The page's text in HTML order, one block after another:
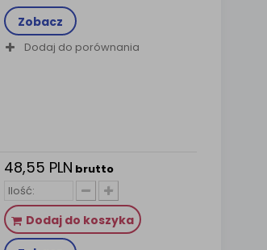
Zobacz
Dodaj do porównania
48,55 PLN brutto
Dodaj do koszyka